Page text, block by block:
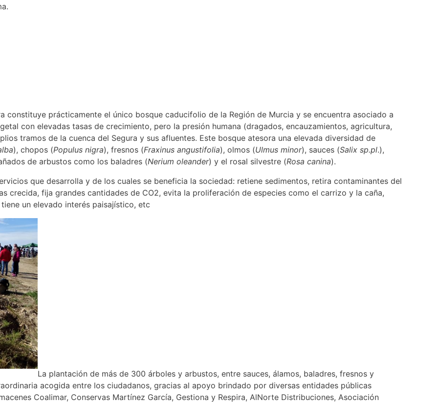
constituye prácticamente el único bosque caducifolio de la Región de Murcia y se encuentra asociado a
con elevadas tasas de crecimiento, pero la presión humana (dragados, encauzamientos, agricultura,
tramos de la cuenca del Segura y sus afluentes. Este bosque atesora una elevada diversidad de
), chopos (Populus nigra), fresnos (Fraxinus angustifolia), olmos (Ulmus minor), sauces (Salix sp.pl.),
de arbustos como los baladres (Nerium oleander) y el rosal silvestre (Rosa canina).
que desarrolla y de los cuales se beneficia la sociedad: retiene sedimentos, retira contaminantes del
crecida, fija grandes cantidades de CO2, evita la proliferación de especies como el carrizo y la caña,
un elevado interés paisajístico, etc
La plantación de más de 300 árboles y arbustos, entre sauces, álamos, baladres, fresnos y
acogida entre los ciudadanos, gracias al apoyo brindado por diversas entidades públicas
Coalimar, Conservas Martínez García, Gestiona y Respira, AlNorte Distribuciones, Asociación